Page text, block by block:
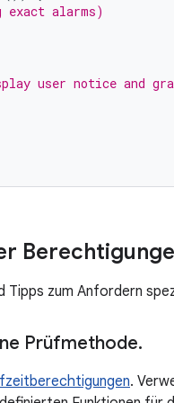
alarms)
user notice and
Tipps zum Anfordern
Prüfmethode.
.